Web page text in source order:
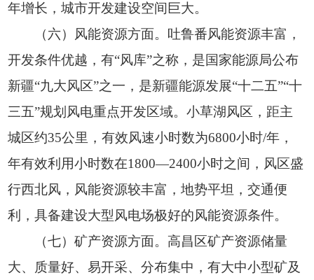
年增长，城市开发建设空间巨大。
（六）风能资源方面。吐鲁番风能资源丰富，
开发条件优越，有“风库”之称，是国家能源局公布
新疆“九大风区”之一，是新疆能源发展“十二五”“十
三五”规划风电重点开发区域。小草湖风区，距主
城区约35公里，有效风速小时数为6800小时/年，
年有效利用小时数在1800—2400小时之间，风区盛
行西北风，风能资源较丰富，地势平坦，交通便
利，具备建设大型风电场极好的风能资源条件。
（七）矿产资源方面。高昌区矿产资源储量
大、质量好、易开采、分布集中，有大中小型矿及